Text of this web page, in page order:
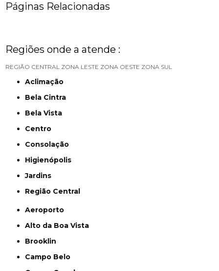
Páginas Relacionadas
Regiões onde a atende :
REGIÃO CENTRAL ZONA LESTE ZONA OESTE ZONA SUL
Aclimação
Bela Cintra
Bela Vista
Centro
Consolação
Higienópolis
Jardins
Região Central
Aeroporto
Alto da Boa Vista
Brooklin
Campo Belo